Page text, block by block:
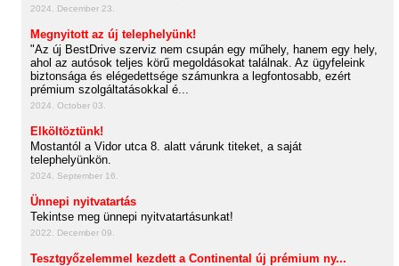
2024. December 23.
Megnyitott az új telephelyünk!
"Az új BestDrive szerviz nem csupán egy műhely, hanem egy hely,
ahol az autósok teljes körű megoldásokat találnak. Az ügyfeleink
biztonsága és elégedettsége számunkra a legfontosabb, ezért
prémium szolgáltatásokkal é...
2024. October 03.
Elköltöztünk!
Mostantól a Vidor utca 8. alatt várunk titeket, a saját
telephelyünkön.
2024. September 16.
Ünnepi nyitvatartás
Tekintse meg ünnepi nyitvatartásunkat!
2022. December 09.
Tesztgyőzelemmel kezdett a Continental új prémium ny...